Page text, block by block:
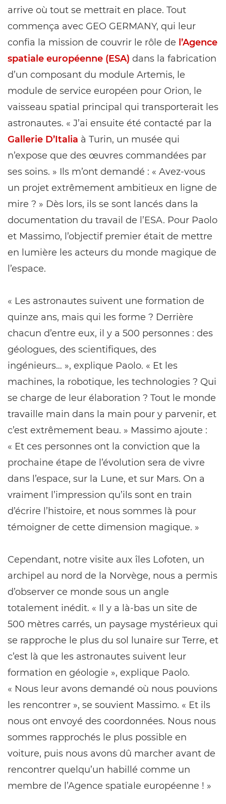
arrive où tout se mettrait en place. Tout
commença avec GEO GERMANY, qui leur
confia la mission de couvrir le rôle de l’Agence
spatiale européenne (ESA) dans la fabrication
d’un composant du module Artemis, le
module de service européen pour Orion, le
vaisseau spatial principal qui transporterait les
astronautes. « J’ai ensuite été contacté par la
Gallerie D’Italia à Turin, un musée qui
n’expose que des œuvres commandées par
ses soins. » Ils m’ont demandé : « Avez-vous
un projet extrêmement ambitieux en ligne de
mire ? » Dès lors, ils se sont lancés dans la
documentation du travail de l’ESA. Pour Paolo
et Massimo, l’objectif premier était de mettre
en lumière les acteurs du monde magique de
l’espace.
« Les astronautes suivent une formation de
quinze ans, mais qui les forme ? Derrière
chacun d’entre eux, il y a 500 personnes : des
géologues, des scientifiques, des
ingénieurs… », explique Paolo. « Et les
machines, la robotique, les technologies ? Qui
se charge de leur élaboration ? Tout le monde
travaille main dans la main pour y parvenir, et
c’est extrêmement beau. » Massimo ajoute :
« Et ces personnes ont la conviction que la
prochaine étape de l’évolution sera de vivre
dans l’espace, sur la Lune, et sur Mars. On a
vraiment l’impression qu’ils sont en train
d’écrire l’histoire, et nous sommes là pour
témoigner de cette dimension magique. »
Cependant, notre visite aux îles Lofoten, un
archipel au nord de la Norvège, nous a permis
d’observer ce monde sous un angle
totalement inédit. « Il y a là-bas un site de
500 mètres carrés, un paysage mystérieux qui
se rapproche le plus du sol lunaire sur Terre, et
c’est là que les astronautes suivent leur
formation en géologie », explique Paolo.
« Nous leur avons demandé où nous pouvions
les rencontrer », se souvient Massimo. « Et ils
nous ont envoyé des coordonnées. Nous nous
sommes rapprochés le plus possible en
voiture, puis nous avons dû marcher avant de
rencontrer quelqu’un habillé comme un
membre de l’Agence spatiale européenne ! »